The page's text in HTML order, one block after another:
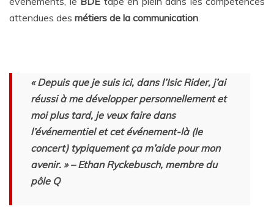
attendues des métiers de la communication
« Depuis que je suis ici, dans l’Isic Rider, j’ai
réussi à me développer personnellement et
moi plus tard, je veux faire dans
l’événementiel et cet événement-là (le
concert) typiquement ça m’aide pour mon
avenir. » – Ethan Ryckebusch, membre du
pôle Q